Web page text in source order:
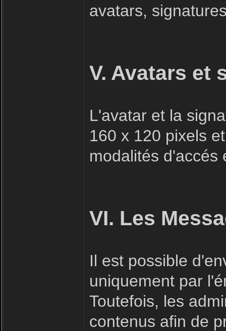
avatars,
V. Avatars et
L'avatar et la
160 x 120 pixels
modalités d'accés
VI. Les
Il est possible
uniquement par
Toutefois, les
contenus afin de